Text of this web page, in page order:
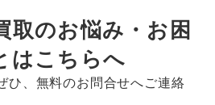
取のお悩み・お困
はこちらへ
ひ、無料のお問合せへご連絡